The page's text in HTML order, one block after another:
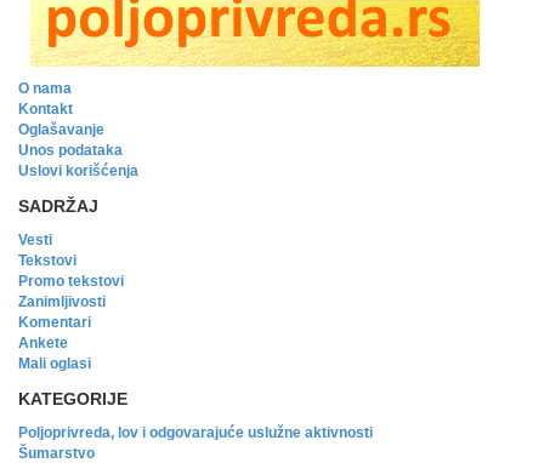
O nama
Kontakt
Oglašavanje
Unos podataka
Uslovi korišćenja
SADRŽAJ
Vesti
Tekstovi
Promo tekstovi
Zanimljivosti
Komentari
Ankete
Mali oglasi
KATEGORIJE
Poljoprivreda, lov i odgovarajuće uslužne aktivnosti
Šumarstvo